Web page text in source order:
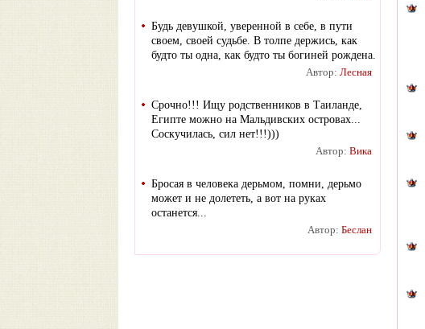
Будь девушкой, уверенной в себе, в пути
своем, своей судьбе. В толпе держись, как
будто ты одна, как будто ты богиней рождена.
Автор: Лесная
Срочно!!! Ищу родственников в Таиланде,
Египте можно на Мальдивских островах...
Соскучилась, сил нет!!!)))
Автор: Вика
Бросая в человека дерьмом, помни, дерьмо
может и не долететь, а вот на руках
останется...
Автор: Беслан